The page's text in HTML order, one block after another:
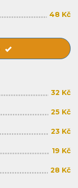
48 Kč
32 Kč
25 Kč
23 Kč
19 Kč
28 Kč